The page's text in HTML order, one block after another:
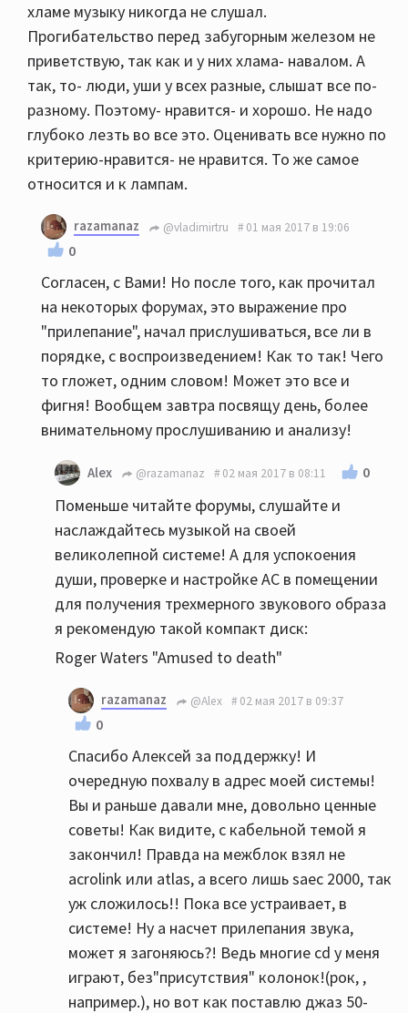
хламе музыку никогда не слушал.
Прогибательство перед забугорным железом не
приветствую, так как и у них хлама- навалом. А
так, то- люди, уши у всех разные, слышат все по-
разному. Поэтому- нравится- и хорошо. Не надо
глубоко лезть во все это. Оценивать все нужно по
критерию-нравится- не нравится. То же самое
относится и к лампам.
razamanaz @vladimirtru 01 мая 2017 в 19:06
0
Согласен, с Вами! Но после того, как прочитал
на некоторых форумах, это выражение про
"прилепание", начал прислушиваться, все ли в
порядке, с воспроизведением! Как то так! Чего
то гложет, одним словом! Может это все и
фигня! Вообщем завтра посвящу день, более
внимательному прослушиванию и анализу!
Alex @razamanaz 02 мая 2017 в 08:11 0
Поменьше читайте форумы, слушайте и
наслаждайтесь музыкой на своей
великолепной системе! А для успокоения
души, проверке и настройке АС в помещении
для получения трехмерного звукового образа
я рекомендую такой компакт диск:
Roger Waters "Amused to death"
razamanaz @Alex 02 мая 2017 в 09:37
0
Спасибо Алексей за поддержку! И
очередную похвалу в адрес моей системы!
Вы и раньше давали мне, довольно ценные
советы! Как видите, с кабельной темой я
закончил! Правда на межблок взял не
acrolink или atlas, а всего лишь saec 2000, так
уж сложилось!! Пока все устраивает, в
системе! Ну а насчет прилепания звука,
может я загоняюсь?! Ведь многие cd у меня
играют, без"присутствия" колонок!(рок, ,
например.), но вот как поставлю джаз 50-